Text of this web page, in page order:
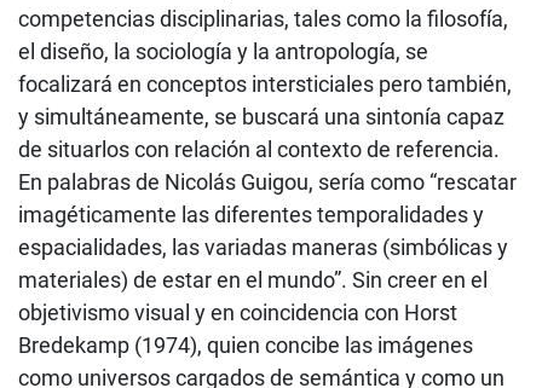
competencias disciplinarias, tales como la filosofía,
el diseño, la sociología y la antropología, se
focalizará en conceptos intersticiales pero también,
y simultáneamente, se buscará una sintonía capaz
de situarlos con relación al contexto de referencia.
En palabras de Nicolás Guigou, sería como “rescatar
imagéticamente las diferentes temporalidades y
espacialidades, las variadas maneras (simbólicas y
materiales) de estar en el mundo”. Sin creer en el
objetivismo visual y en coincidencia con Horst
Bredekamp (1974), quien concibe las imágenes
como universos cargados de semántica y como un